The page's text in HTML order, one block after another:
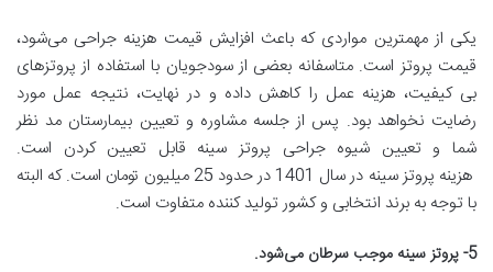
یکی از مهمترین مواردی که باعث افزایش قیمت هزینه جراحی می‌شود،
قیمت پروتز است. متاسفانه بعضی از سودجویان با استفاده از پروتزهای
بی کیفیت، هزینه عمل را کاهش داده و در نهایت، نتیجه عمل مورد
رضایت نخواهد بود. پس از جلسه مشاوره و تعیین بیمارستان مد نظر
شما و تعیین شیوه جراحی پروتز سینه قابل تعیین کردن است.
هزینه پروتز سینه در سال 1401 در حدود 25 میلیون تومان است. که البته
با توجه به برند انتخابی و کشور تولید کننده متفاوت است.
5- پروتز سینه موجب سرطان می‌شود.